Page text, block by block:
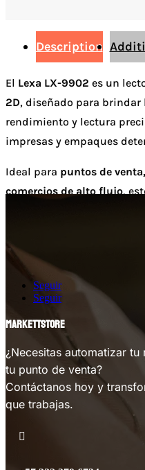
Description
El Lexa LX-9902 es un
2D, diseñado para brindar
rendimiento y lectura
impresas y empaques
Ideal para puntos de
comercios de alto flujo,
que permite leer incluso
Características técnicas:
Modelo: LX-9902
Tipo: Lector 2D
Tecnología: Imager
: EAN-13,
Seguir
Seguir
MARKETTSTORE
¿Necesitas automatizar
tu punto de venta?
Contáctanos hoy y
que trabajas.
